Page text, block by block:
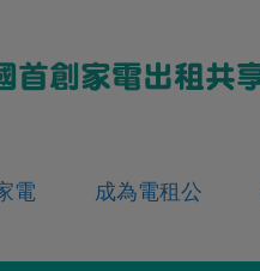
電 成為電租公